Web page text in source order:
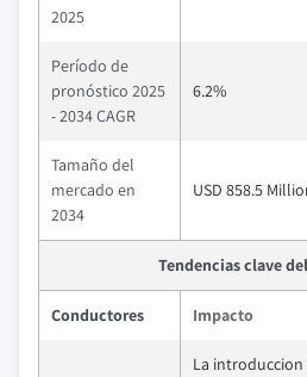
2025
Período de
pronóstico 2025
- 2034 CAGR
6.2%
Tamaño del
mercado en
2034
USD 858.5
Tendencias clave
Conductores Impacto
La introduccion